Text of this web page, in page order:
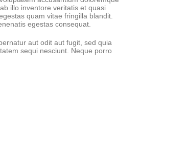
illo inventore veritatis et quasi
quam vitae fringilla blandit.
egestas consequat.
aut odit aut fugit, sed quia
sequi nesciunt. Neque porro